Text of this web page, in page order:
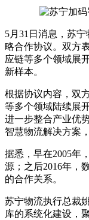
5月31日消息，苏宁
略合作协议。双方
应链等多个领域展
新样本。
根据协议内容，双
等多个领域陆续展
进一步整合产业优
智慧物流解决方案
据悉，早在2005年
源；之后2016年，
的合作关系。
苏宁物流执行总裁
库的系统化建设，